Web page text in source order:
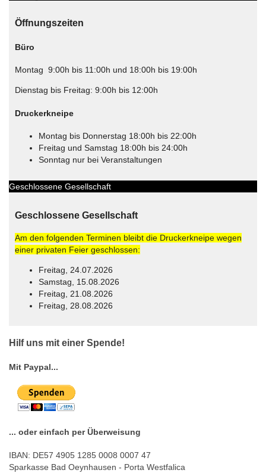
Öffnungszeiten
Büro
Montag 9:00h bis 11:00h und 18:00h bis 19:00h
Dienstag bis Freitag: 9:00h bis 12:00h
Druckerkneipe
Montag bis Donnerstag 18:00h bis 22:00h
Freitag und Samstag 18:00h bis 24:00h
Sonntag nur bei Veranstaltungen
Geschlossene Gesellschaft
Geschlossene Gesellschaft
Am den folgenden Terminen bleibt die Druckerkneipe wegen
einer privaten Feier geschlossen:
Freitag, 24.07.2026
Samstag, 15.08.2026
Freitag, 21.08.2026
Freitag, 28.08.2026
Hilf uns mit einer Spende!
Mit Paypal...
... oder einfach per Überweisung
IBAN: DE57 4905 1285 0008 0007 47
Sparkasse Bad Oeynhausen - Porta Westfalica